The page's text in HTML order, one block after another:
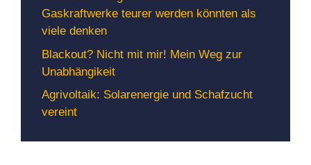
Gaskraftwerke teurer werden könnten als
viele denken
Blackout? Nicht mit mir! Mein Weg zur
Unabhängikeit
Agrivoltaik: Solarenergie und Schafzucht
vereint